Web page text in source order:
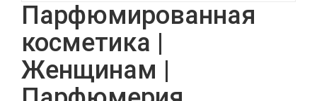
Парфюмированная
косметика |
Женщинам |